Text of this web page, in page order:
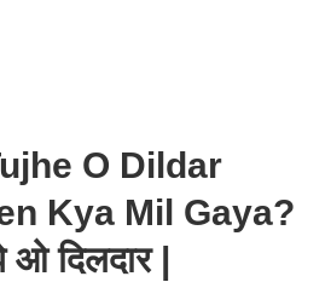
O Dildar
Kya Mil Gaya?
दिलदार |